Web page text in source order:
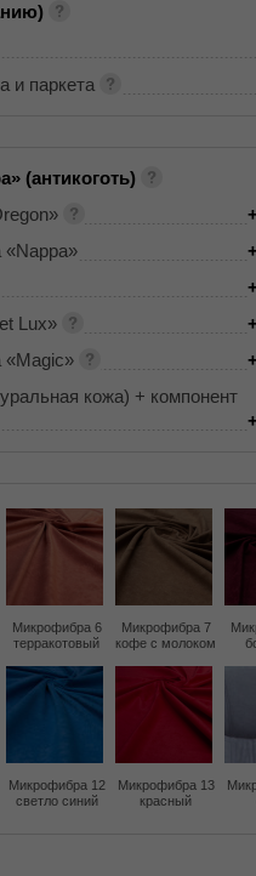
и паркета
(антикоготь)
«Nappa»
Lux»
«Magic»
кожа) + компонент
Микрофибра 6
терракотовый
Микрофибра 7
кофе с молоком
Микрофибра 12
светло синий
Микрофибра 13
красный